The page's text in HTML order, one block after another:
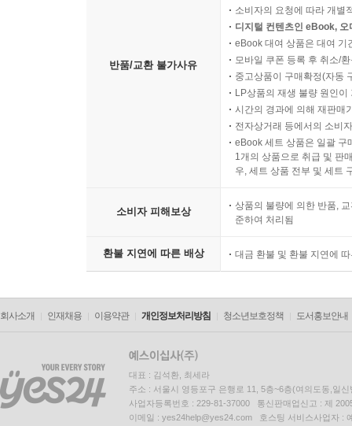
반품/교환 불가사유
소비자의 요청에 따라 개별
디지털 컨텐츠인 eBook,
eBook 대여 상품은 대여 기
모바일 쿠폰 등록 후 취소/
중고상품이 구매확정(자동
LP상품의 재생 불량 원인
시간의 경과에 의해 재판매
전자상거래 등에서의 소비
eBook 세트 상품은 일괄 구
1개의 상품으로 취급 및 판
우, 세트 상품 전부 및 세트
소비자 피해보상
상품의 불량에 의한 반품,
준하여 처리됨
환불 지연에 따른 배상 대금 환불 및 환불 지연에
회사소개 인재채용 이용약관 개인정보처리방침 청소년보호정책 도서홍보안내
대표 : 김석환, 최세라
주소 : 서울시 영등포구 은행로 11, 5층~6층(여의도동,일신
사업자등록번호 : 229-81-37000 통신판매업신고 : 제
이메일 : yes24help@yes24.com 호스팅 서비스사업자 :